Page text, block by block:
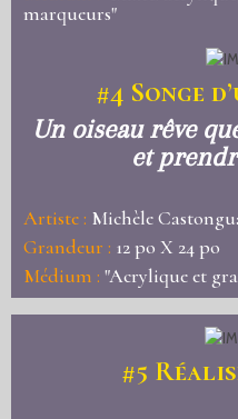
marqueurs"
#4 Songe
Un oiseau rêve
et
Artiste : Michèle
Grandeur : 12 po X 24 po
Médium : "Acrylique et
#5